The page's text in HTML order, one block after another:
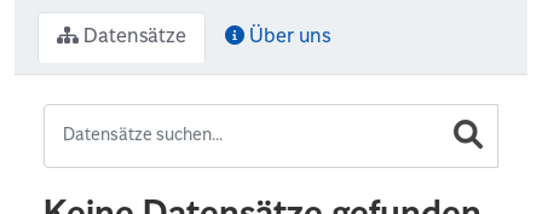
Datensätze Über uns